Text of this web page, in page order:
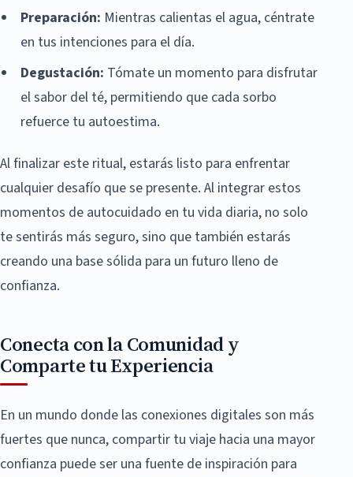
Preparación: Mientras calientas el agua, céntrate
en tus intenciones para el día.
Degustación: Tómate un momento para disfrutar
el sabor del té, permitiendo que cada sorbo
refuerce tu autoestima.
Al finalizar este ritual, estarás listo para enfrentar
cualquier desafío que se presente. Al integrar estos
momentos de autocuidado en tu vida diaria, no solo
te sentirás más seguro, sino que también estarás
creando una base sólida para un futuro lleno de
confianza.
Conecta con la Comunidad y
Comparte tu Experiencia
En un mundo donde las conexiones digitales son más
fuertes que nunca, compartir tu viaje hacia una mayor
confianza puede ser una fuente de inspiración para